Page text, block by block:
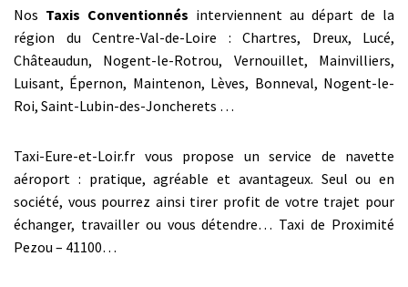
Nos Taxis Conventionnés interviennent au départ de la
région du Centre-Val-de-Loire : Chartres, Dreux, Lucé,
Châteaudun, Nogent-le-Rotrou, Vernouillet, Mainvilliers,
Luisant, Épernon, Maintenon, Lèves, Bonneval, Nogent-le-
Roi, Saint-Lubin-des-Joncherets …
Taxi-Eure-et-Loir.fr vous propose un service de navette
aéroport : pratique, agréable et avantageux. Seul ou en
société, vous pourrez ainsi tirer profit de votre trajet pour
échanger, travailler ou vous détendre… Taxi de Proximité
Pezou – 41100…